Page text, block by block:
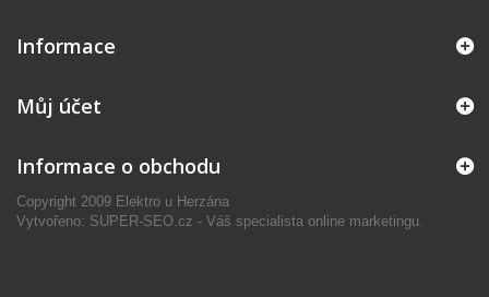
Informace
Můj účet
Informace o obchodu
Copyright 2009 Elektro u Herzána
Vytvořeno: SUPER-SEO.cz - Váš specialista online marketingu.